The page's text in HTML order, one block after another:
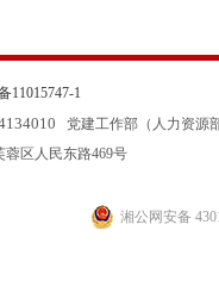
11015747-1
党建工作部（人力资源
区人民东路469号
湘公网安备